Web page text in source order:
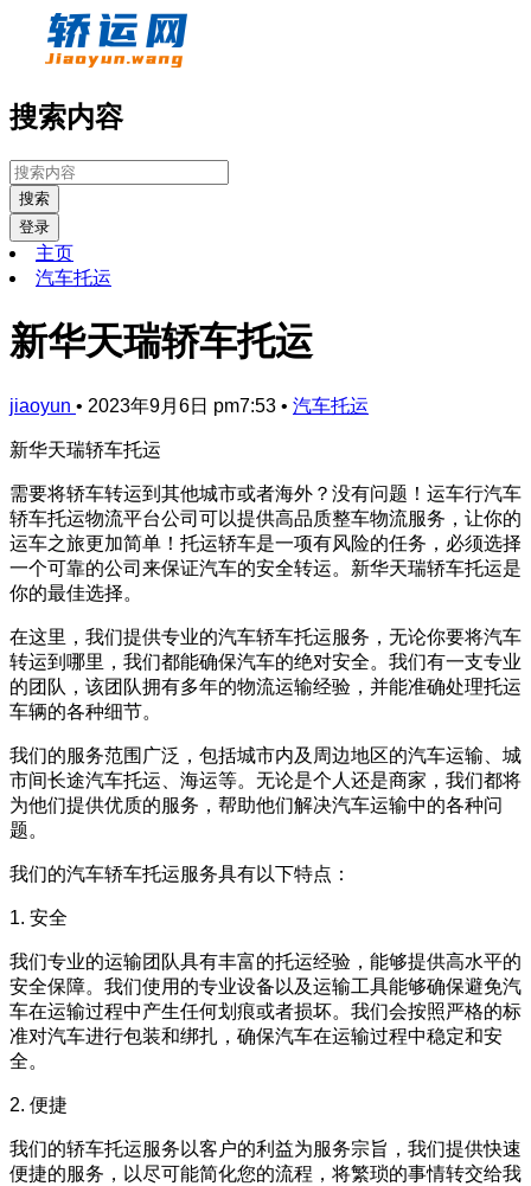
搜索内容
搜索
登录
主页
汽车托运
新华天瑞轿车托运
jiaoyun • 2023年9月6日 pm7:53 • 汽车托运
新华天瑞轿车托运
需要将轿车转运到其他城市或者海外？没有问题！运车行汽车
轿车托运物流平台公司可以提供高品质整车物流服务，让你的
运车之旅更加简单！托运轿车是一项有风险的任务，必须选择
一个可靠的公司来保证汽车的安全转运。新华天瑞轿车托运是
你的最佳选择。
在这里，我们提供专业的汽车轿车托运服务，无论你要将汽车
转运到哪里，我们都能确保汽车的绝对安全。我们有一支专业
的团队，该团队拥有多年的物流运输经验，并能准确处理托运
车辆的各种细节。
我们的服务范围广泛，包括城市内及周边地区的汽车运输、城
市间长途汽车托运、海运等。无论是个人还是商家，我们都将
为他们提供优质的服务，帮助他们解决汽车运输中的各种问
题。
我们的汽车轿车托运服务具有以下特点：
1. 安全
我们专业的运输团队具有丰富的托运经验，能够提供高水平的
安全保障。我们使用的专业设备以及运输工具能够确保避免汽
车在运输过程中产生任何划痕或者损坏。我们会按照严格的标
准对汽车进行包装和绑扎，确保汽车在运输过程中稳定和安
全。
2. 便捷
我们的轿车托运服务以客户的利益为服务宗旨，我们提供快速
便捷的服务，以尽可能简化您的流程，将繁琐的事情转交给我